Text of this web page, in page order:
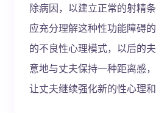
除病因，以建立正常的射精
应充分理解这种性功能障碍
的不良性心理模式，以后的
意地与丈夫保持一种距离感，
让丈夫继续强化新的性心理和